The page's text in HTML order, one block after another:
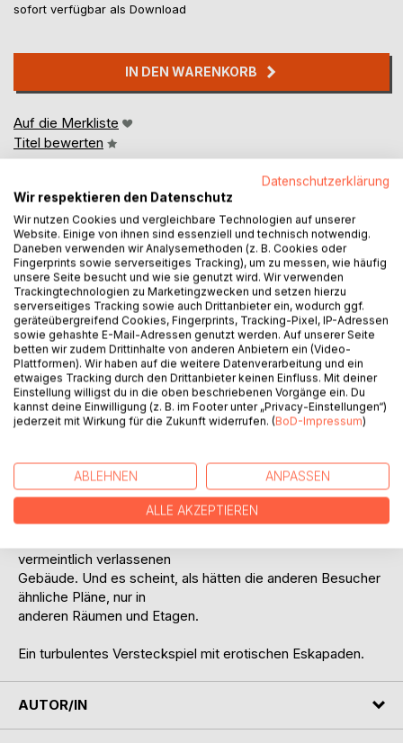
sofort verfügbar als Download
IN DEN WARENKORB
Auf die Merkliste
Titel bewerten
BESCHREIBUNG
Melanie möchte ihren Freund Hans mit einem Wochenende
im Haus ihres Chefs
überraschen, der ein paar Tage verreisen will und natürlich
nichts davon weiß. Da sie
für ihn putzt, kennt sie die Ecken und Winkel des
verschachtelten Architektenbaus
Räumlichkeiten des
Kellers ins Auge gefasst, um ihre junge Beziehung mit
einigen neuen erotischen
Abenteuern zu bereichern.
vermeintlich verlassenen
Gebäude. Und es scheint, als hätten die anderen Besucher
ähnliche Pläne, nur in
anderen Räumen und Etagen.
Ein turbulentes Versteckspiel mit erotischen Eskapaden.
AUTOR/IN
Datenschutzerklärung
Wir respektieren den Datenschutz
Wir nutzen Cookies und vergleichbare Technologien auf unserer
Website. Einige von ihnen sind essenziell und technisch notwendig.
Daneben verwenden wir Analysemethoden (z. B. Cookies oder
Fingerprints sowie serverseitiges Tracking), um zu messen, wie häufig
unsere Seite besucht und wie sie genutzt wird. Wir verwenden
Trackingtechnologien zu Marketingzwecken und setzen hierzu
serverseitiges Tracking sowie auch Drittanbieter ein, wodurch ggf.
geräteübergreifend Cookies, Fingerprints, Tracking-Pixel, IP-Adressen
sowie gehashte E-Mail-Adressen genutzt werden. Auf unserer Seite
betten wir zudem Drittinhalte von anderen Anbietern ein (Video-
Plattformen). Wir haben auf die weitere Datenverarbeitung und ein
etwaiges Tracking durch den Drittanbieter keinen Einfluss. Mit deiner
Einstellung willigst du in die oben beschriebenen Vorgänge ein. Du
kannst deine Einwilligung (z. B. im Footer unter „Privacy-Einstellungen“)
jederzeit mit Wirkung für die Zukunft widerrufen. (BoD-Impressum)
ABLEHNEN ANPASSEN
ALLE AKZEPTIEREN